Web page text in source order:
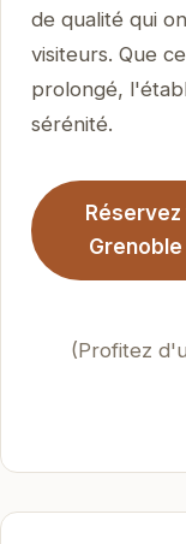
de qualité qui
visiteurs. Que
prolongé,
sérénité.
(Profitez